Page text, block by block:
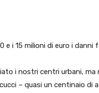
e i 15 milioni di euro i
i nostri centri urbani,
– quasi un centinaio di